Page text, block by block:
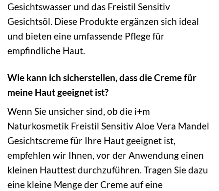
Gesichtswasser und das Freistil Sensitiv
Gesichtsöl. Diese Produkte ergänzen sich ideal
und bieten eine umfassende Pflege für
empfindliche Haut.
Wie kann ich sicherstellen, dass die Creme für
meine Haut geeignet ist?
Wenn Sie unsicher sind, ob die i+m
Naturkosmetik Freistil Sensitiv Aloe Vera Mandel
Gesichtscreme für Ihre Haut geeignet ist,
empfehlen wir Ihnen, vor der Anwendung einen
kleinen Hauttest durchzuführen. Tragen Sie dazu
eine kleine Menge der Creme auf eine